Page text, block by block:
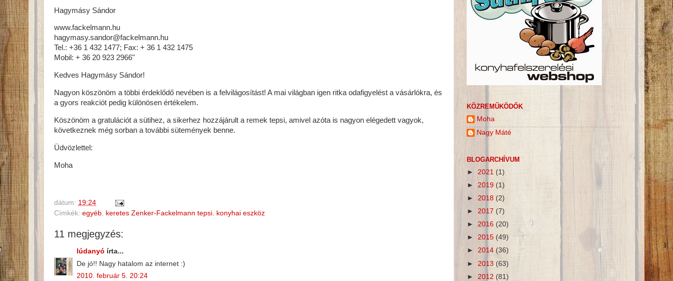
Hagymásy Sándor
www.fackelmann.hu
hagymasy.sandor@fackelmann.hu
Tel.: +36 1 432 1477; Fax: + 36 1 432 1475
Mobil: + 36 20 923 2966"
Kedves Hagymásy Sándor!
Nagyon köszönöm a többi érdeklődő nevében is a felvilágosítást! A mai világban igen ritka odafigyelést a vásárlókra, és
a gyors reakciót pedig különösen értékelem.
Köszönöm a gratulációt a sütihez, a sikerhez hozzájárult a remek tepsi, amivel azóta is nagyon elégedett vagyok,
következnek még sorban a további sütemények benne.
Üdvözlettel:
Moha
dátum: 19:24
Címkék: egyéb, keretes Zenker-Fackelmann tepsi, konyhai eszköz
11 megjegyzés:
lúdanyó írta...
De jó!! Nagy hatalom az internet :)
2010. február 5. 20:24
KÖZREMŰKÖDŐK
Moha
Nagy Máté
BLOGARCHÍVUM
► 2021 (1)
► 2019 (1)
► 2018 (2)
► 2017 (7)
► 2016 (20)
► 2015 (49)
► 2014 (36)
► 2013 (63)
► 2012 (81)